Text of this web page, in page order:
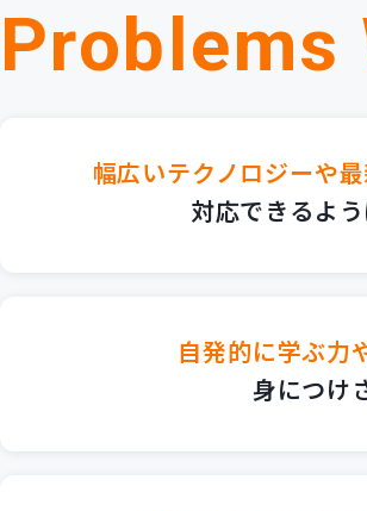
Problems
幅広いテクノロジーや
対応できるよ
自発的に学ぶ力
身につけ